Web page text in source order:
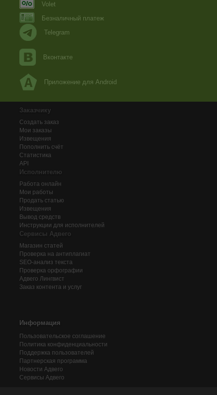
Volet
Безналичный платеж
Telegram
Вконтакте
Приложение для Android
Заказчику
Создать заказ
Мои заказы
Извещения
Пополнить счёт
Статистика
API
Исполнителю
Работа онлайн
Мои работы
Продать статью
Извещения
Вывод средств
Инструкции для исполнителей
Сервисы Адвего
Магазин статей
Проверка на антиплагиат
SEO-анализ текста
Проверка орфографии
Адвего Лингвист
Заказ контента и услуг
Информация
Пользовательское соглашение
Политика конфиденциальности
Поддержка пользователей
Партнерская программа
Новости Адвего
Сервисы Адвего